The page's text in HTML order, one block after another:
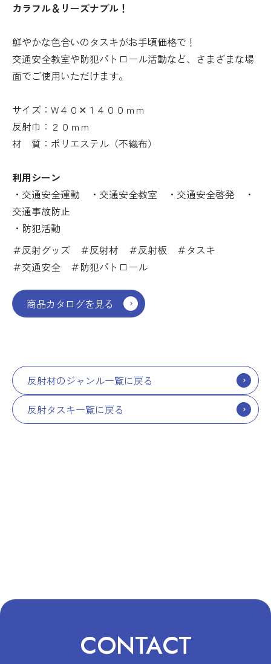
カラフル＆リーズナブル！
鮮やかな色合いのタスキがお手頃価格で！
交通安全教室や防犯パトロール活動など、さまざまな場
面でご使用いただけます。
サイズ：W４０✕１４００ ｍｍ
反射巾：２０ｍｍ
材 質：ポリエステル（不織布）
利用シーン
・交通安全運動 ・交通安全教室 ・交通安全啓発 ・
交通事故防止
・防犯活動
＃反射グッズ ＃反射材 ＃反射板 ＃タスキ
＃交通安全 ＃防犯パトロール
商品カタログを見る
反射材のジャンル一覧に戻る
反射タスキ一覧に戻る
CONTACT